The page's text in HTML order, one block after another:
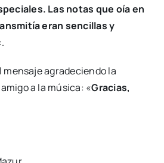
Las notas que oía en
eran sencillas y
mensaje agradeciendo la
a la música: «Gracias,